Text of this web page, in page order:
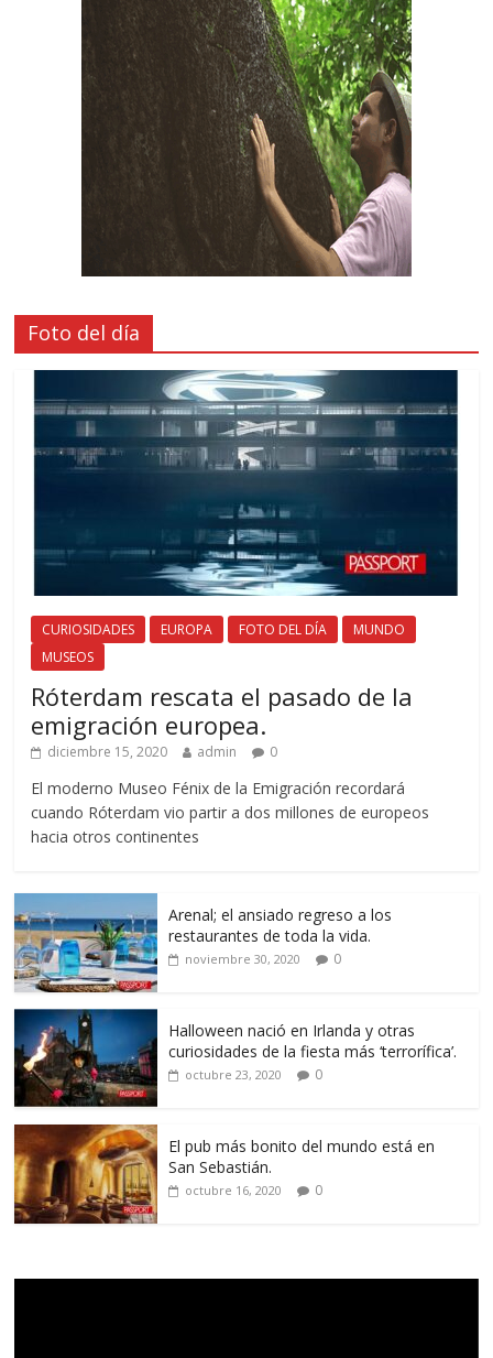
Foto del día
CURIOSIDADES EUROPA FOTO DEL DÍA
MUNDO
MUSEOS
Róterdam rescata el pasado de la
emigración europea.
diciembre 15, 2020 admin 0
El moderno Museo Fénix de la Emigración recordará
cuando Róterdam vio partir a dos millones de europeos
hacia otros continentes
Arenal; el ansiado regreso a los
restaurantes de toda la vida.
noviembre 30, 2020 0
Halloween nació en Irlanda y otras
curiosidades de la fiesta más ‘terrorífica’.
octubre 23, 2020 0
El pub más bonito del mundo está en
San Sebastián.
octubre 16, 2020 0